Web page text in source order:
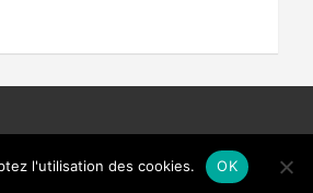
l'utilisation des cookies. OK